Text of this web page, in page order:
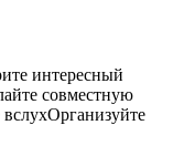
интересный
совместную